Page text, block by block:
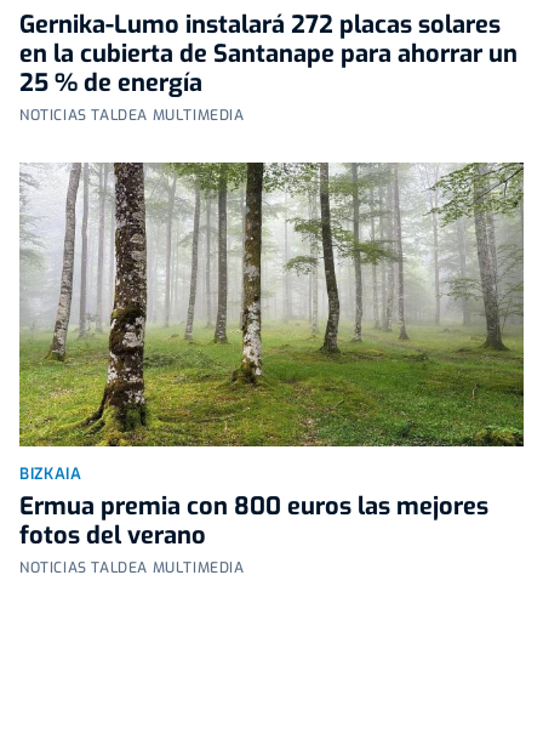
Gernika-Lumo instalará 272 placas solares
en la cubierta de Santanape para ahorrar un
25 % de energía
NOTICIAS TALDEA MULTIMEDIA
BIZKAIA
Ermua premia con 800 euros las mejores
fotos del verano
NOTICIAS TALDEA MULTIMEDIA